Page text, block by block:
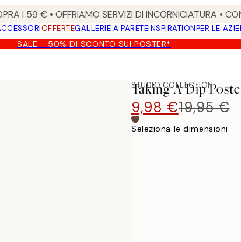
I 59 € • OFFRIAMO SERVIZI DI INCORNICIATURA •
OFFERTEGALLERIE A PARETEINSPIRATIONPER LE
SALE - 50% DI SCONTO SUI POSTER*
STUDIO COLLECTION
Taking A Dip
9,98 €19,95 €
Seleziona le dimensioni